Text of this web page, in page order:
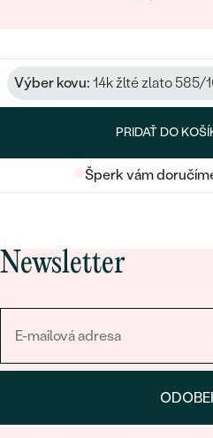
Výber kovu: 14k žlté zlato 585/
PRIDAŤ DO
Šperk vám
Newsletter